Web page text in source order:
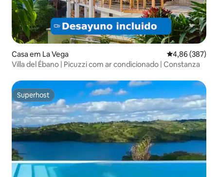
Casa em La Vega Classificação
4,86 (387)
Villa del Ébano | Picuzzi com ar condicionado | Constanza
Superhost
Superhost